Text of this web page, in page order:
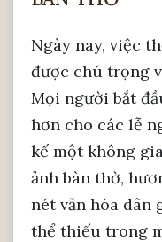
Ngày nay, việc
được chú trọng
Mọi người bắt
hơn cho các lễ
kế một không
ảnh bàn thờ,
nét văn hóa dân
thể thiếu trong